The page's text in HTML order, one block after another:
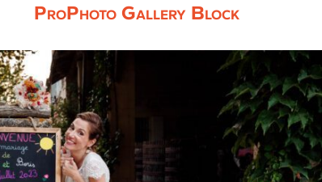
ProPhoto Gallery Block